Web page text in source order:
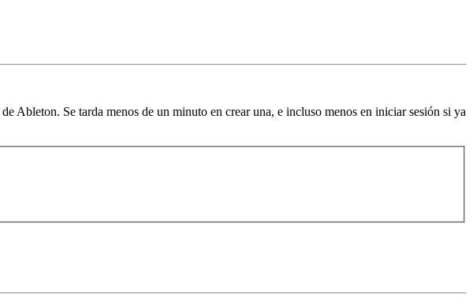
Ableton. Se tarda menos de un minuto en crear una, e incluso menos en iniciar sesión si ya